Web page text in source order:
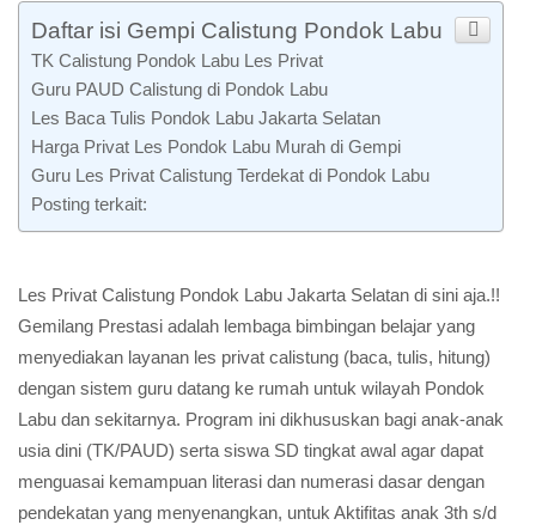
Daftar isi Gempi Calistung Pondok Labu
TK Calistung Pondok Labu Les Privat
Guru PAUD Calistung di Pondok Labu
Les Baca Tulis Pondok Labu Jakarta Selatan
Harga Privat Les Pondok Labu Murah di Gempi
Guru Les Privat Calistung Terdekat di Pondok Labu
Posting terkait:
Les Privat Calistung Pondok Labu Jakarta Selatan di sini aja.!!
Gemilang Prestasi adalah lembaga bimbingan belajar yang
menyediakan layanan les privat calistung (baca, tulis, hitung)
dengan sistem guru datang ke rumah untuk wilayah Pondok
Labu dan sekitarnya. Program ini dikhususkan bagi anak-anak
usia dini (TK/PAUD) serta siswa SD tingkat awal agar dapat
menguasai kemampuan literasi dan numerasi dasar dengan
pendekatan yang menyenangkan, untuk Aktifitas anak 3th s/d